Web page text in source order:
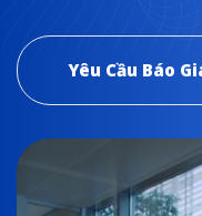
Yêu Cầu Báo